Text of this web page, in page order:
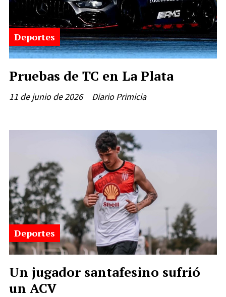
Pruebas de TC en La Plata
Diario Primicia
Deportes
11 de junio de 2026
Un jugador santafesino sufrió
un ACV
Deportes